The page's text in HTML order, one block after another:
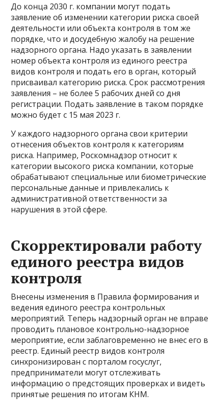
До конца 2030 г. компании могут подать
заявление об изменении категории риска своей
деятельности или объекта контроля в том же
порядке, что и досудебную жалобу на решение
надзорного органа. Надо указать в заявлении
номер объекта контроля из единого реестра
видов контроля и подать его в орган, который
присваивал категорию риска. Срок рассмотрения
заявления – не более 5 рабочих дней со дня
регистрации. Подать заявление в таком порядке
можно будет с 15 мая 2023 г.
У каждого надзорного органа свои критерии
отнесения объектов контроля к категориям
риска. Например, Роскомнадзор относит к
категории высокого риска компании, которые
обрабатывают специальные или биометрические
персональные данные и привлекались к
административной ответственности за
нарушения в этой сфере.
Скорректировали работу
единого реестра видов
контроля
Внесены изменения в Правила формирования и
ведения единого реестра контрольных
мероприятий. Теперь надзорный орган не вправе
проводить плановое контрольно-надзорное
мероприятие, если заблаговременно не внес его в
реестр. Единый реестр видов контроля
синхронизирован с порталом госуслуг,
предприниматели могут отслеживать
информацию о предстоящих проверках и видеть
принятые решения по итогам КНМ.